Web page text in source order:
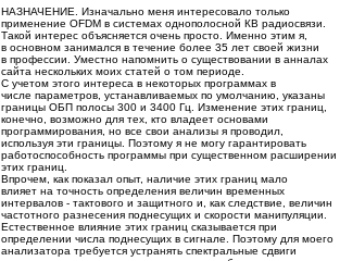
НАЗНАЧЕНИЕ. Изначально меня интересовало только
применение OFDM в системах однополосной КВ радиосвязи.
Такой интерес объясняется очень просто. Именно этим я,
в основном занимался в течение более 35 лет своей жизни
в профессии. Уместно напомнить о существовании в анналах
сайта нескольких моих статей о том периоде.
С учетом этого интереса в некоторых программах в
числе параметров, устанавливаемых по умолчанию, указаны
границы ОБП полосы 300 и 3400 Гц. Изменение этих границ,
конечно, возможно для тех, кто владеет основами
программирования, но все свои анализы я проводил,
используя эти границы. Поэтому я не могу гарантировать
работоспособность программы при существенном расширении
этих границ.
Впрочем, как показал опыт, наличие этих границ мало
влияет на точность определения величин временных
интервалов - тактового и защитного и, как следствие, величин
частотного разнесения поднесущих и скорости манипуляции.
Естественное влияние этих границ сказывается при
определении числа поднесущих в сигнале. Поэтому для моего
анализатора требуется устранять спектральные сдвиги